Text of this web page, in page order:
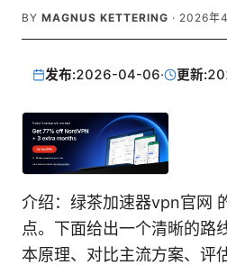
BY MAGNUS KETTERING · 2026年
发布:2026-04-06· 更新:
介绍：绿茶加速器vpn官网
点。下面给出一个清晰的路
本原理、对比主流方案、评